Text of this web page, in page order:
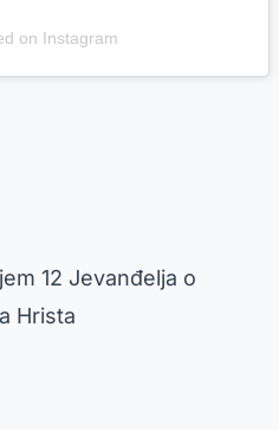
on Instagram
12 Jevanđelja o
Hrista